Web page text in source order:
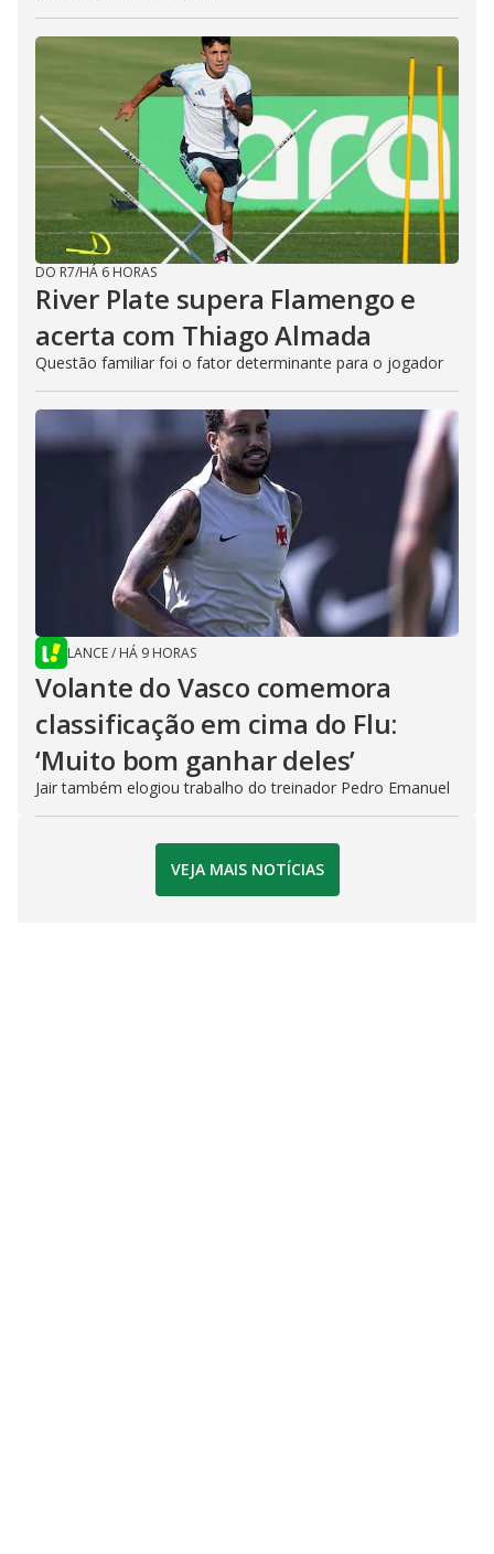
DO R7/HÁ 6 HORAS
River Plate supera Flamengo e
acerta com Thiago Almada
Questão familiar foi o fator determinante para o jogador
LANCE/ HÁ 9 HORAS
Volante do Vasco comemora
classificação em cima do Flu:
‘Muito bom ganhar deles’
Jair também elogiou trabalho do treinador Pedro Emanuel
VEJA MAIS NOTÍCIAS